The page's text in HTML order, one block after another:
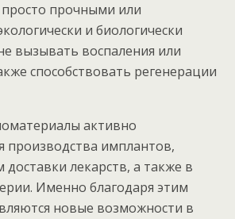
прочными или
и биологически
вызывать воспаления или
способствовать регенерации
активно
производства имплантов,
доставки лекарств, а также в
Именно благодаря этим
новые возможности в